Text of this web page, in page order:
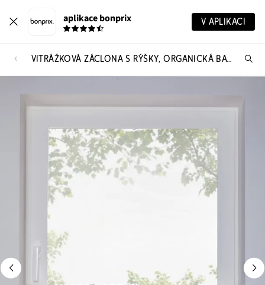
aplikace bonprix V APLIKACI
VITRÁŽKOVÁ ZÁCLONA S RÝŠKY, ORGANICKÁ BAVLNA